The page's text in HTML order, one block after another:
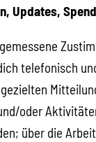
Updates,
telefonisch
oder
über die